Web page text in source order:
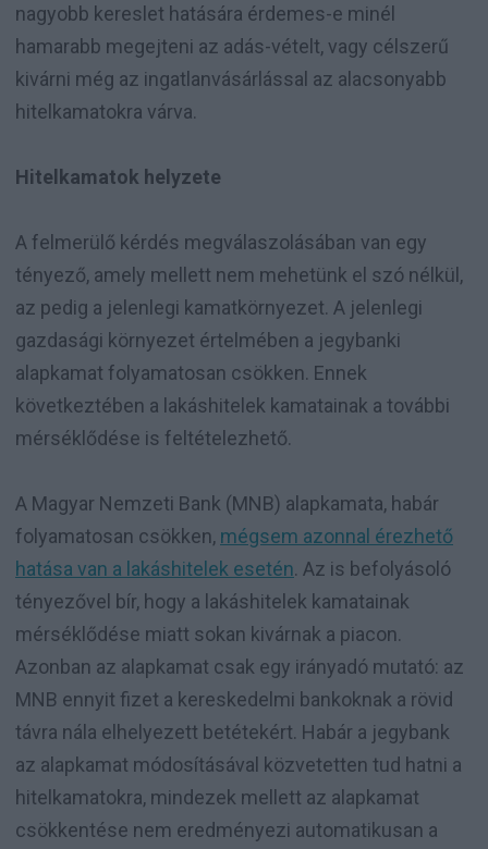
nagyobb kereslet hatására érdemes-e minél
hamarabb megejteni az adás-vételt, vagy célszerű
kivárni még az ingatlanvásárlással az alacsonyabb
hitelkamatokra várva.
Hitelkamatok helyzete
A felmerülő kérdés megválaszolásában van egy
tényező, amely mellett nem mehetünk el szó nélkül,
az pedig a jelenlegi kamatkörnyezet. A jelenlegi
gazdasági környezet értelmében a jegybanki
alapkamat folyamatosan csökken. Ennek
következtében a lakáshitelek kamatainak a további
mérséklődése is feltételezhető.
A Magyar Nemzeti Bank (MNB) alapkamata, habár
folyamatosan csökken, mégsem azonnal érezhető
hatása van a lakáshitelek esetén. Az is befolyásoló
tényezővel bír, hogy a lakáshitelek kamatainak
mérséklődése miatt sokan kivárnak a piacon.
Azonban az alapkamat csak egy irányadó mutató: az
MNB ennyit fizet a kereskedelmi bankoknak a rövid
távra nála elhelyezett betétekért. Habár a jegybank
az alapkamat módosításával közvetetten tud hatni a
hitelkamatokra, mindezek mellett az alapkamat
csökkentése nem eredményezi automatikusan a